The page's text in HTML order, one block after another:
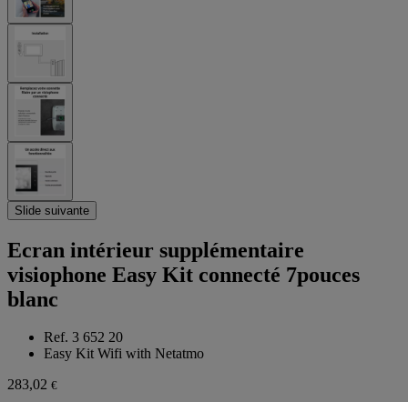
Slide suivante
Ecran intérieur supplémentaire
visiophone Easy Kit connecté 7pouces
blanc
Ref. 3 652 20
Easy Kit Wifi with Netatmo
283,02 €